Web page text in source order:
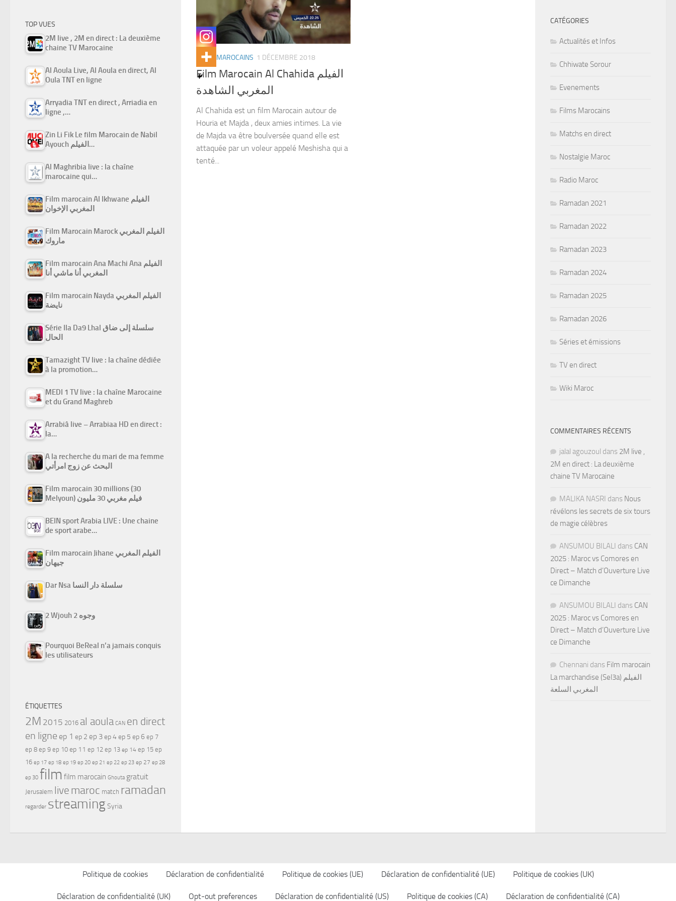
FILMS MAROCAINS 1 DÉCEMBRE 2018
Film Marocain Al Chahida الفيلم
المغربي الشاهدة
Al Chahida est un film Marocain autour de
Houria et Majda , deux amies intimes. La vie
de Majda va être boulversée quand elle est
attaquée par un voleur appelé Meshisha qui a
tenté...
TOP VUES
2M live , 2M en direct : La deuxième
chaine TV Marocaine
Al Aoula Live, Al Aoula en direct, Al
Oula TNT en ligne
Arryadia TNT en direct , Arriadia en
ligne ,…
Zin Li Fik Le film Marocain de Nabil
Ayouch الفيلم…
Al Maghribia live : la chaîne
marocaine qui…
Film marocain Al Ikhwane الفيلم
المغربي الإخوان
Film Marocain Marock الفيلم المغربي
ماروك
Film marocain Ana Machi Ana الفيلم
المغربي أنا ماشي أنا
Film marocain Nayda الفيلم المغربي
نايضة
Série Ila Da9 Lhal سلسلة إلى ضاق
الحال
Tamazight TV live : la chaîne dédiée
à la promotion…
MEDI 1 TV live : la chaîne Marocaine
et du Grand Maghreb
Arrabiâ live – Arrabiaa HD en direct :
la…
A la recherche du mari de ma femme
البحث عن زوج امرأتي
Film marocain 30 millions (30
Melyoun) فيلم مغربي 30 مليون
BEIN sport Arabia LIVE : Une chaine
de sport arabe…
Film marocain Jihane الفيلم المغربي
جيهان
Dar Nsa سلسلة دار النسا
2 Wjouh 2 وجوه
Pourquoi BeReal n’a jamais conquis
les utilisateurs
ÉTIQUETTES
2M 2015 2016 al aoula CAN en direct
en ligne ep 1 ep 2 ep 3ep 4ep 5 ep 6 ep 7
ep 8 ep 9 ep 10 ep 11 ep 12 ep 13 ep 14 ep 15 ep
16 ep 17 ep 18 ep 19 ep 20 ep 21 ep 22 ep 23 ep 27 ep 28
ep 30 film film marocain Ghouta gratuit
Jerusalem live maroc match ramadan
regarder streamingSyria
CATÉGORIES
Actualités et Infos
Chhiwate Sorour
Evenements
Films Marocains
Matchs en direct
Nostalgie Maroc
Radio Maroc
Ramadan 2021
Ramadan 2022
Ramadan 2023
Ramadan 2024
Ramadan 2025
Ramadan 2026
Séries et émissions
TV en direct
Wiki Maroc
COMMENTAIRES RÉCENTS
jalal agouzoul dans 2M live ,
2M en direct : La deuxième
chaine TV Marocaine
MALIKA NASRI dans Nous
révélons les secrets de six tours
de magie célèbres
ANSUMOU BILALI dans CAN
2025 : Maroc vs Comores en
Direct – Match d’Ouverture Live
ce Dimanche
ANSUMOU BILALI dans CAN
2025 : Maroc vs Comores en
Direct – Match d’Ouverture Live
ce Dimanche
Chennani dans Film marocain
La marchandise (Sel3a) الفيلم
المغربي السلعة
Politique de cookies Déclaration de confidentialité Politique de cookies (UE) Déclaration de confidentialité (UE) Politique de cookies (UK)
Déclaration de confidentialité (UK) Opt-out preferences Déclaration de confidentialité (US) Politique de cookies (CA) Déclaration de confidentialité (CA)